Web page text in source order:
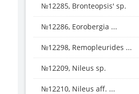
№12285, Bronteopsis' sp.
№12286, Eorobergia ...
№12298, Remopleurides ...
№12209, Nileus sp.
№12210, Nileus aff. ...